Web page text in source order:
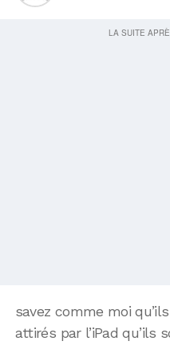
savez comme moi
attirés par l’iPad qu’ils